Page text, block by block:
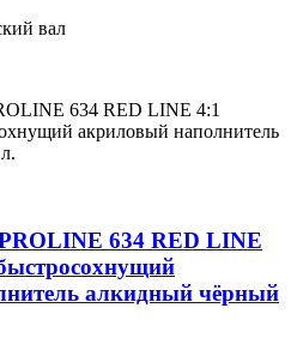
вал
634 RED LINE
алкидный чёрный